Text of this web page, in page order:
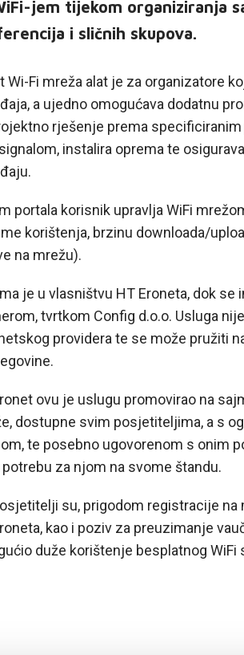
jem tijekom organiziranja
i sličnih skupova.
Wi-Fi mreža alat je za organizatore
a ujedno omogućava dodatnu
rješenje prema
instalira oprema te
portala korisnik upravlja WiFi
korištenja, brzinu downloada/
na mrežu).
je u vlasništvu HT Eroneta, dok
tvrtkom Config d.o.o. Usluga
providera te se može pružiti
ovu je uslugu promovirao na
dostupne svim posjetiteljima, a s
te posebno ugovorenom s onim
za njom na svome štandu.
su, prigodom registracije na
kao i poziv za preuzimanje
duže korištenje besplatnog WiFi